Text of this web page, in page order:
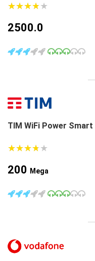
★★★★★
★★★★★
2500.0
TIM WiFi Power Smart
★★★★★
★★★★★
200 Mega